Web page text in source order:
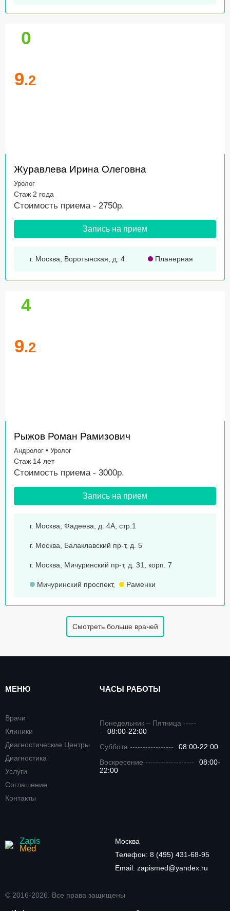
0
9.2
Журавлева Ирина Олеговна
Уролог
Стаж 2 года
Стоимость приема - 2750р.
Запись на прием
г. Москва, Воротынская, д. 4 Планерная
4
9.2
Рыжов Роман Рамизович
Андролог • Уролог
Стаж 14 лет
Стоимость приема - 3000р.
Запись на прием
г. Москва, Фадеева, д. 4А, стр.1
г. Москва, Балаклавский пр-т, д. 5
г. Москва, Мичуринский пр-т, д. 31, корп. 7
Мичуринский проспект, Раменки
Смотреть больше врачей
МЕНЮ
Врачи
Клиники
Диагностические Центры
Диагностика
Услуги
Соглашение
Контакты
ЧАСЫ РАБОТЫ
Понедельник – Пятница -----
-
08:00-22:00
Суббота -----------------
08:00-22:00
Воскресение -------------------
08:00-
22:00
Zapis
Med
Москва
Телефон: 8 (495) 431-68-95
Email: zapismed@yandex.ru
© 2016-2026. Все права защищены